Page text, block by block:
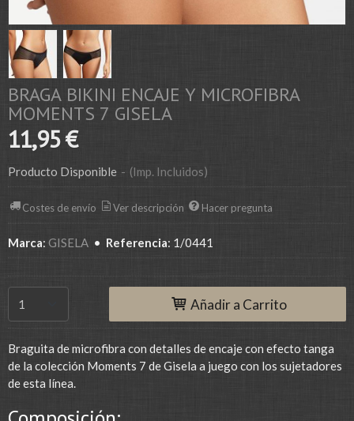
BRAGA BIKINI ENCAJE Y MICROFIBRA
MOMENTS 7 GISELA
11,95 €
Producto Disponible - (Imp. Incluidos)
Costes de envío Ver descripción Hacer pregunta
Marca: GISELA • Referencia: 1/0441
Añadir a Carrito
Braguita de microfibra con detalles de encaje con efecto tanga
de la colección Moments 7 de Gisela a juego con los sujetadores
de esta línea.